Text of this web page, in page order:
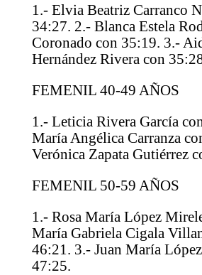
1.- Elvia Beatriz Carranco
34:27. 2.- Blanca Estela
Coronado con 35:19. 3.-
Hernández Rivera con
FEMENIL 40-49 AÑOS
1.- Leticia Rivera García
María Angélica Carranza
Verónica Zapata Gutiérrez
FEMENIL 50-59 AÑOS
1.- Rosa María López
María Gabriela Cigala
46:21. 3.- Juan María
47:25.